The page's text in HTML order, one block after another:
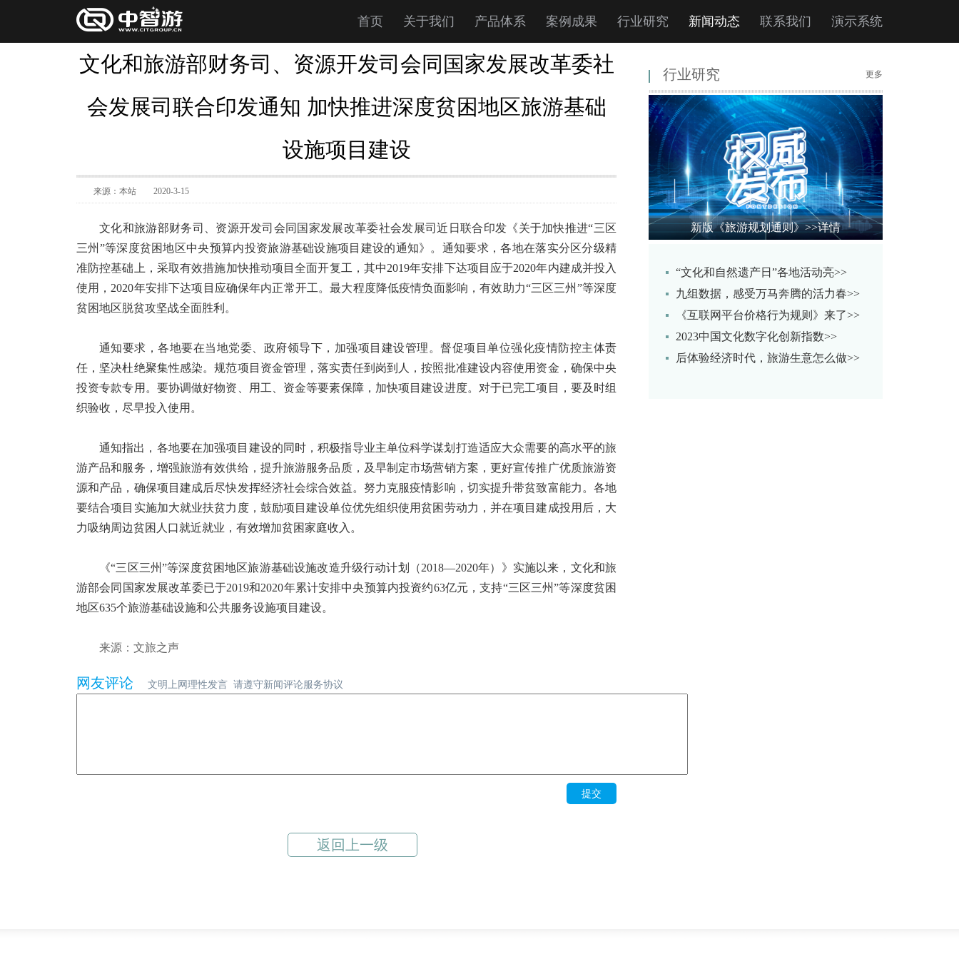
首页 关于我们 产品体系 案例成果 行业研究 新闻动态 联系我们 演示系统
文化和旅游部财务司、资源开发司会同国家发展改革委社
会发展司联合印发通知 加快推进深度贫困地区旅游基础
设施项目建设
来源：本站 2020-3-15
文化和旅游部财务司、资源开发司会同国家发展改革委社会发展司近日联合印发《关于加快推进“三区
三州”等深度贫困地区中央预算内投资旅游基础设施项目建设的通知》。通知要求，各地在落实分区分级精
准防控基础上，采取有效措施加快推动项目全面开复工，其中2019年安排下达项目应于2020年内建成并投入
使用，2020年安排下达项目应确保年内正常开工。最大程度降低疫情负面影响，有效助力“三区三州”等深度
贫困地区脱贫攻坚战全面胜利。
通知要求，各地要在当地党委、政府领导下，加强项目建设管理。督促项目单位强化疫情防控主体责
任，坚决杜绝聚集性感染。规范项目资金管理，落实责任到岗到人，按照批准建设内容使用资金，确保中央
投资专款专用。要协调做好物资、用工、资金等要素保障，加快项目建设进度。对于已完工项目，要及时组
织验收，尽早投入使用。
通知指出，各地要在加强项目建设的同时，积极指导业主单位科学谋划打造适应大众需要的高水平的旅
游产品和服务，增强旅游有效供给，提升旅游服务品质，及早制定市场营销方案，更好宣传推广优质旅游资
源和产品，确保项目建成后尽快发挥经济社会综合效益。努力克服疫情影响，切实提升带贫致富能力。各地
要结合项目实施加大就业扶贫力度，鼓励项目建设单位优先组织使用贫困劳动力，并在项目建成投用后，大
力吸纳周边贫困人口就近就业，有效增加贫困家庭收入。
《“三区三州”等深度贫困地区旅游基础设施改造升级行动计划（2018—2020年）》实施以来，文化和旅
游部会同国家发展改革委已于2019和2020年累计安排中央预算内投资约63亿元，支持“三区三州”等深度贫困
地区635个旅游基础设施和公共服务设施项目建设。
来源：文旅之声
网友评论 文明上网理性发言 请遵守新闻评论服务协议
提交
返回上一级
行业研究 更多
新版《旅游规划通则》>>详情
“文化和自然遗产日”各地活动亮>>
九组数据，感受万马奔腾的活力春>>
《互联网平台价格行为规则》来了>>
2023中国文化数字化创新指数>>
后体验经济时代，旅游生意怎么做>>